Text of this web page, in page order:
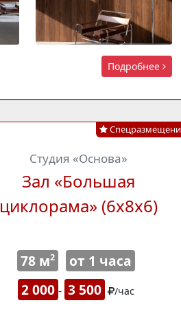
Подробнее
Студия «Основа»
Зал «Большая
циклорама» (6х8х6)
78 м2
от 1 часа
2 000 - 3 500 /час